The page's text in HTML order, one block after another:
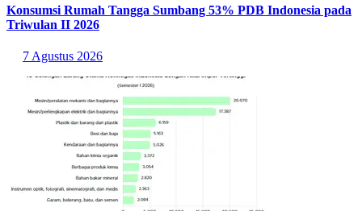
Konsumsi Rumah Tangga Sumbang 53% PDB Indonesia pada
Triwulan II 2026
7 Agustus 2026